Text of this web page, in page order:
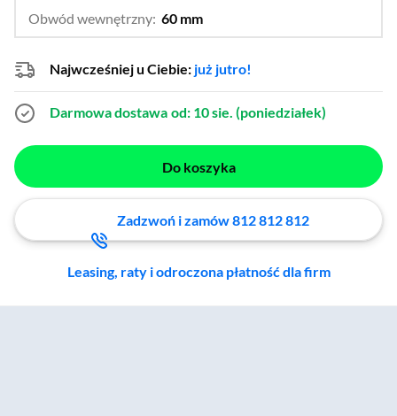
Obwód wewnętrzny: 60 mm
Najwcześniej u Ciebie: już jutro!
Darmowa dostawa od: 10 sie. (poniedziałek)
Do koszyka
Zadzwoń i zamów 812 812 812
Leasing, raty i odroczona płatność dla firm